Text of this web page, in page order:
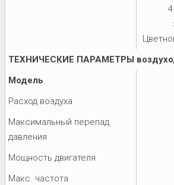
ТЕХНИЧЕСКИЕ ПАРАМЕТРЫ
Модель
Расход воздуха
Максимальный перепад
давления
Мощность двигателя
Макс. частота